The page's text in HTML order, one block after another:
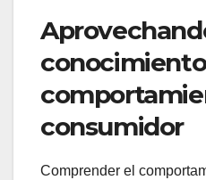
consumidor
Comprender el